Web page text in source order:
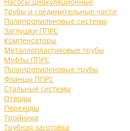
Трубы и соединительные части
Полипропиленовые системы
Заглушки ППРС
Компенсаторы
Металлопластиковые трубы
Муфты ППРС
Полипропиленовые трубы
Фланцы ППРС
Стальные системы
Отводы
Переходы
Тройники
Трубная заготовка